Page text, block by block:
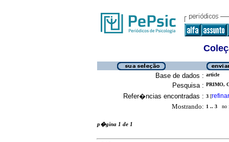
Base de dados : article
Pesquisa : PRIMO,
Refer�ncias encontradas : 3 [refinar
Mostrando: 1 .. 3 no
p�gina 1 de 1